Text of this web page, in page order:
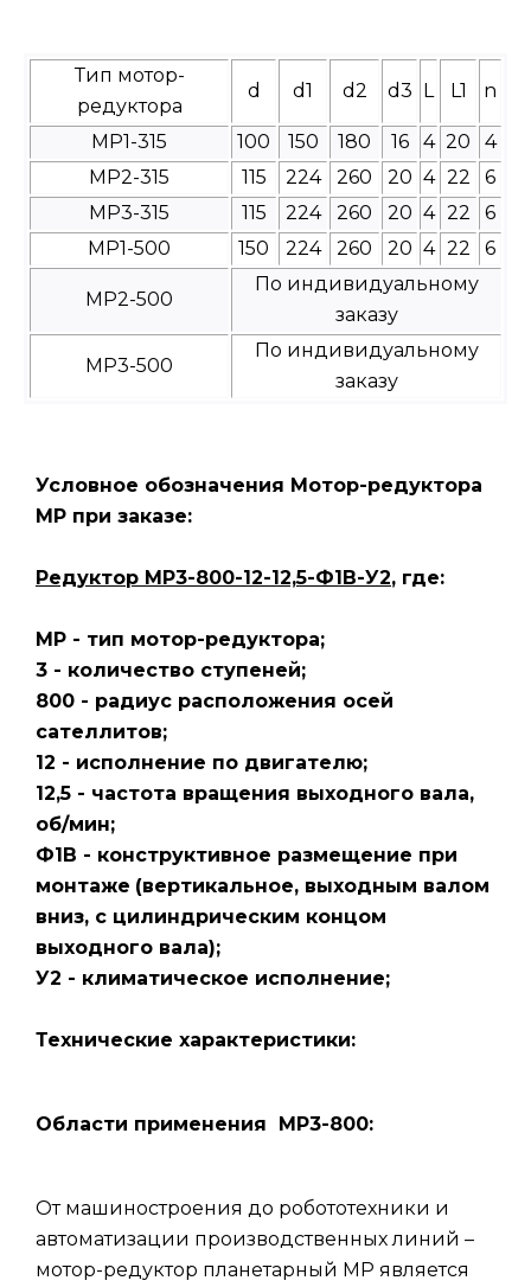
Тип мотор-
редуктора
d d1 d2 d3 L L1 n
МР1-315 100 150 180 16 4 20
4
МР2-315
115 224 260 20 4 22
6
МР3-315
115 224 260 20 4 22
6
МР1-500
150 224 260 20 4 22 6
МР2-500
По индивидуальному
заказу
МР3-500
По индивидуальному
заказу
Условное обозначения Мотор-редуктора
МР при заказе:
Редуктор МР3-800-12-12,5-Ф1В-У2, где:
МР - тип мотор-редуктора;
3 - количество ступеней;
800 - радиус расположения осей
сателлитов;
12 - исполнение по двигателю;
12,5 - частота вращения выходного вала,
об/мин;
Ф1В - конструктивное размещение при
монтаже (вертикальное, выходным валом
вниз, с цилиндрическим концом
выходного вала);
У2 - климатическое исполнение;
Технические характеристики:
Области применения МР3-800:
От машиностроения до робототехники и
автоматизации производственных линий –
мотор-редуктор планетарный МР является